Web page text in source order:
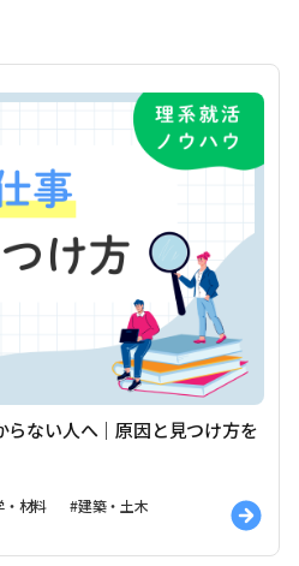
らない人へ｜原因と見つけ方を
・材料
#建築・土木